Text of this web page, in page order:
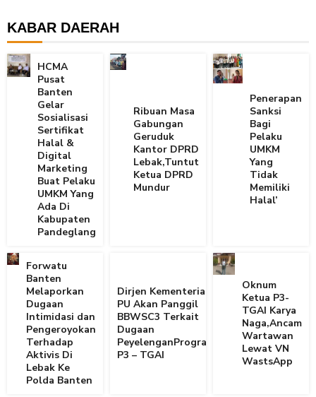
KABAR DAERAH
HCMA
Pusat
Banten
Gelar
Sosialisasi
Sertifikat
Halal &
Digital
Marketing
Buat Pelaku
UMKM Yang
Ada Di
Kabupaten
Pandeglang
Ribuan Masa
Gabungan
Geruduk
Kantor DPRD
Lebak,Tuntut
Ketua DPRD
Mundur
Penerapan
Sanksi
Bagi
Pelaku
UMKM
Yang
Tidak
Memiliki
Halal’
Forwatu
Banten
Melaporkan
Dugaan
Intimidasi dan
Pengeroyokan
Terhadap
Aktivis Di
Lebak Ke
Polda Banten
Dirjen Kementerian
PU Akan Panggil
BBWSC3 Terkait
Dugaan
PeyelenganProgram
P3 – TGAI
Oknum
Ketua P3-
TGAI Karya
Naga,Ancam
Wartawan
Lewat VN
WastsApp